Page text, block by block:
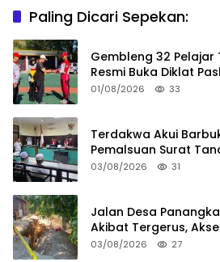
Paling Dicari Sepekan:
Gembleng 32 Pelajar
Resmi Buka Diklat
01/08/2026 33
Terdakwa Akui
Pemalsuan Surat
Berlanjut Tuntutan JPU
03/08/2026 31
Jalan Desa
Akibat Tergerus,
03/08/2026 27